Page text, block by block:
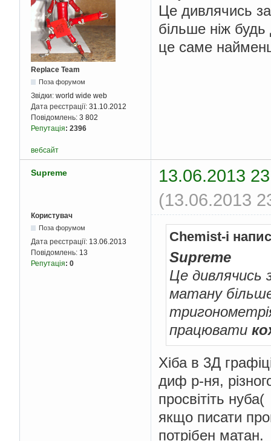
Replace Team
Поза форумом
Звідки: world wide web
Дата реєстрації: 31.10.2012
Повідомлень: 3 802
Репутація: 2396
Це дивлячись
більше ніж
це саме
вебсайт
Supreme
13.06.2013
(13.06.2013
Користувач
Поза форумом
Дата реєстрації: 13.06.2013
Повідомлень: 13
Репутація: 0
Chemist-i
Supreme
Це дивлячись
матану
працювати
Хіба в 3Д
диф р-ня,
просвітіть нуба(
якщо писати
потрібен матан.